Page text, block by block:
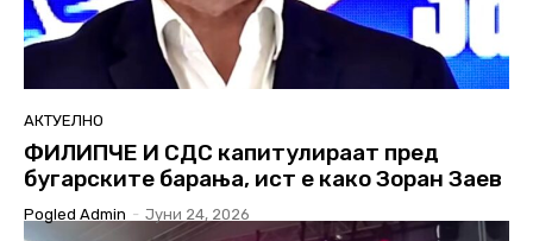
АКТУЕЛНО
ФИЛИПЧЕ И СДС капитулираат пред
бугарските барања, ист е како Зоран Заев
Pogled Admin - Јуни 24, 2026